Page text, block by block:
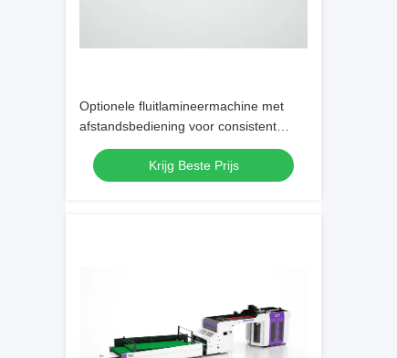
Optionele fluitlamineermachine met
afstandsbediening voor consistent
lamineren, formaat 8800 x 2350 x 1700
mm
Krijg Beste Prijs